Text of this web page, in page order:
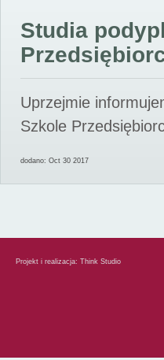
Studia
Uprzejmie
Szkole
dodano: Oct 30 2017
Projekt i realizacja: Think Studio